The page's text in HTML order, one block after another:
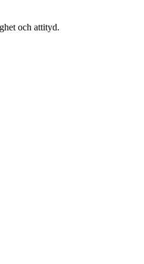
och attityd.